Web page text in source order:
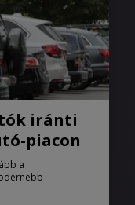
iránti
piacon
a